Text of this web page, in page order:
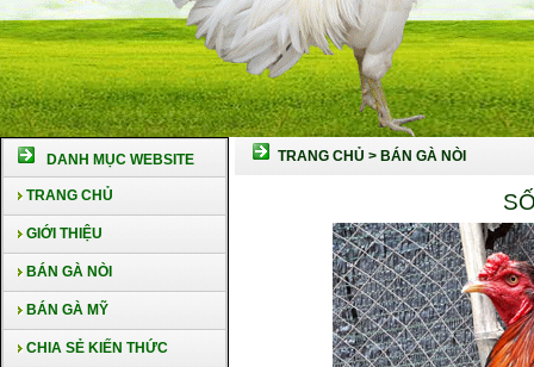
DANH MỤC WEBSITE
TRANG CHỦ
GIỚI THIỆU
BÁN GÀ NÒI
BÁN GÀ MỸ
CHIA SẺ KIẾN THỨC
TRANG CHỦ > BÁN GÀ NÒI